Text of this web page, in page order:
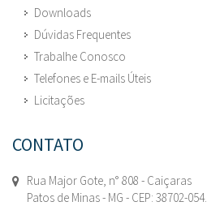
Downloads
Dúvidas Frequentes
Trabalhe Conosco
Telefones e E-mails Úteis
Licitações
CONTATO
Rua Major Gote, n° 808 - Caiçaras
Patos de Minas - MG - CEP: 38702-054.